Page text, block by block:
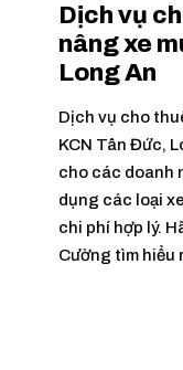
Dịch vụ
nâng xe
Long An
Dịch vụ cho
KCN Tân Đức,
cho các doanh
dụng các loại
chi phí hợp lý.
Cường tìm hiểu